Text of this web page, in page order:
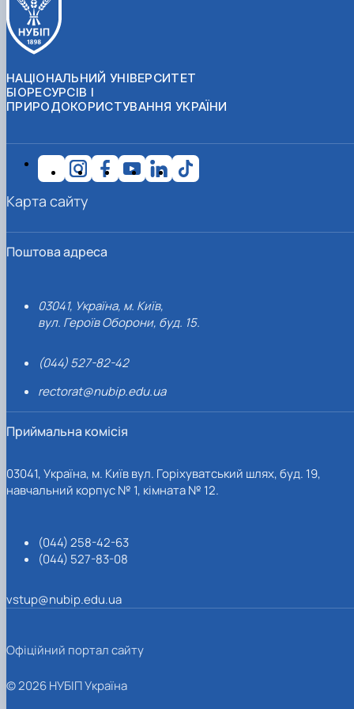
НАЦІОНАЛЬНИЙ УНІВЕРСИТЕТ
БІОРЕСУРСІВ І
ПРИРОДОКОРИСТУВАННЯ УКРАЇНИ
Поштова адреса
03041, Україна, м. Київ,
вул. Героїв Оборони, буд. 15.
(044) 527-82-42
rectorat@nubip.edu.ua
Приймальна комісія
03041, Україна, м. Київ вул. Горіхуватський шлях, буд. 19,
навчальний корпус № 1, кімната № 12.
(044) 258-42-63
(044) 527-83-08
vstup@nubip.edu.ua
Карта сайту
Офіційний портал сайту
© 2026 НУБІП Україна